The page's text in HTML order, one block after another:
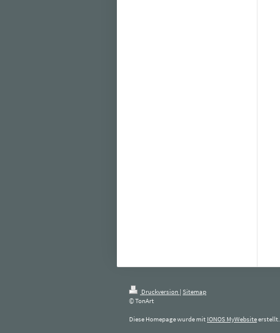
Druckversion | Sitemap
© TonArt
Diese Homepage wurde mit IONOS MyWebsiteerstellt.